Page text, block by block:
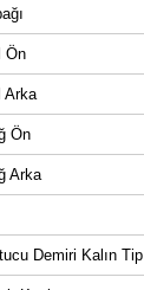
Ön
Arka
Ön
Arka
Demiri Kalın Tip